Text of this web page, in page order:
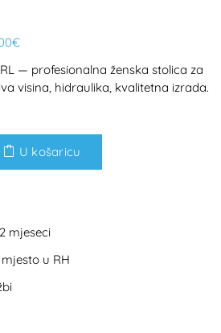
— profesionalna ženska stolica za
visina, hidraulika, kvalitetna izrada.
U košaricu
mjeseci
u RH